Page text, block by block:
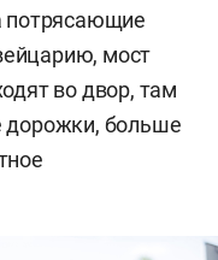
потрясающие
мост
во двор, там
дорожки, больше